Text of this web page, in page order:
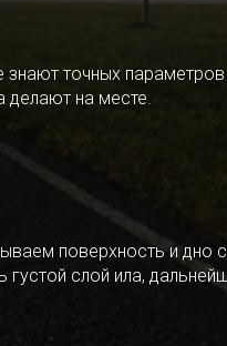
точных
делают на месте.
поверхность и дно
слой ила,